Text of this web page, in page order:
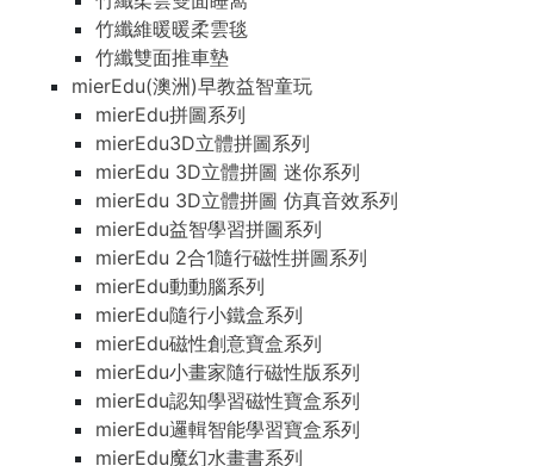
竹纖維暖暖柔雲毯
竹纖雙面推車墊
mierEdu(澳洲)早教益智童玩
mierEdu拼圖系列
mierEdu3D立體拼圖系列
mierEdu 3D立體拼圖 迷你系列
mierEdu 3D立體拼圖 仿真音效系列
mierEdu益智學習拼圖系列
mierEdu 2合1隨行磁性拼圖系列
mierEdu動動腦系列
mierEdu隨行小鐵盒系列
mierEdu磁性創意寶盒系列
mierEdu小畫家隨行磁性版系列
mierEdu認知學習磁性寶盒系列
mierEdu邏輯智能學習寶盒系列
mierEdu魔幻水畫書系列